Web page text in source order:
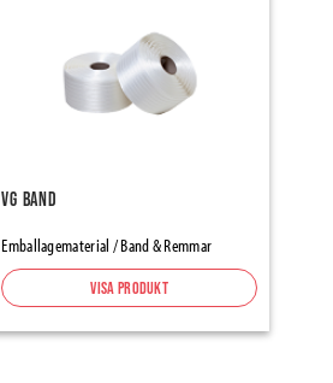
VG band
Emballagematerial / Band & Remmar
Visa produkt